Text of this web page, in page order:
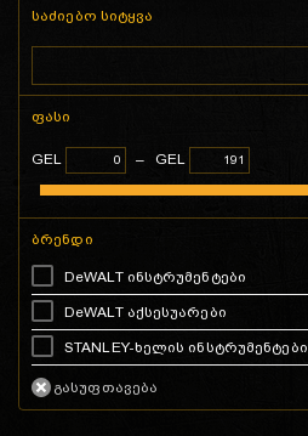
საძიებო სიტყვა
ფასი
GEL – GEL
ბრენდი
DeWALT ინსტრუმენტები
DeWALT აქსესუარები
STANLEY-ხელის ინსტრუმენტები